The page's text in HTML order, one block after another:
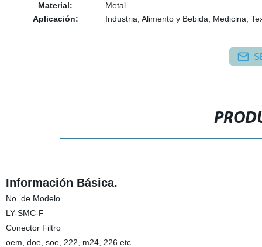
Material:
Metal
Aplicación:
Industria, Alimento y Bebida, Medicina,
Información Básica.
No. de Modelo.
LY-SMC-F
Conector Filtro
oem, doe, soe, 222, m24, 226 etc.